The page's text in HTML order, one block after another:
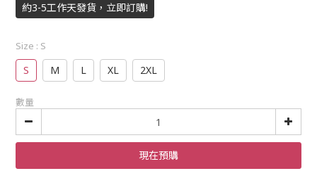
約3-5工作天發貨，立即訂購!
Size : S
S M L XL 2XL
數量
現在預購